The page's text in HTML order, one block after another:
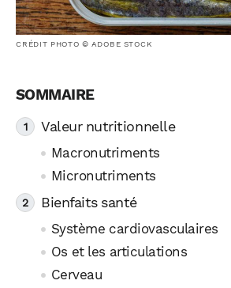
CRÉDIT PHOTO © ADOBE STOCK
Valeur nutritionnelle
Macronutriments
Micronutriments
Bienfaits santé
Système cardiovasculaires
Os et les articulations
Cerveau